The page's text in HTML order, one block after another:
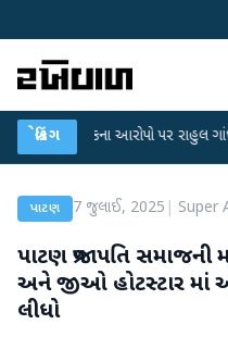
બ્રેકિંગ
લીકના આરોપો પર રાહુલ ગાંધીએ કેન્દ્ર
પાટણ 7 જુલાઈ, 2025 Super
પાટણ પ્રજાપતિ સમાજની
અને જીઓ હોટસ્ટાર માં
લીધો